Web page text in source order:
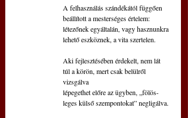
A felhasználás szándékától függően
beállított a mesterséges értelem:
létezőnek egyáltalán, vagy hasznunkra
lehető eszköznek, a vita szertelen.
Aki fejlesztésében érdekelt, nem lát
túl a körön, mert csak belülről
vizsgálva
lépegethet előre az ügyben, „fölös-
leges külső szempontokat” negligálva.